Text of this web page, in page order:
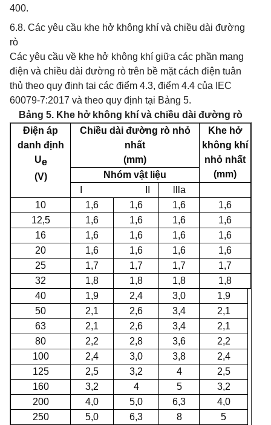
400.
6.8. Các yêu cầu khe hở không khí và chiều dài đường
rò
Các yêu cầu về khe hở không khí giữa các phần mang
điện và chiều dài đường rò trên bề mặt cách điện tuân
thủ theo quy định tại các điểm 4.3, điểm 4.4 của IEC
60079-7:2017 và theo quy định tại Bảng 5.
Bảng 5. Khe hở không khí và chiều dài đường rò
Điện áp
danh định
Ue
(V)
Chiều dài đường rò nhỏ
nhất
(mm)
Khe hở
không khí
nhỏ nhất
(mm)
Nhóm vật liệu
llla
10
1,6 1,6 1,6
1,6
12,5
1,6 1,6 1,6
1,6
16
1,6 1,6 1,6
1,6
20
1,6 1,6 1,6
1,6
25
1,7 1,7 1,7
1,7
32
1,8 1,8 1,8
1,8
40
1,9 2,4 3,0
1,9
50
2,1 2,6 3,4
2,1
63
2,1 2,6 3,4
2,1
80
2,2 2,8 3,6
2,2
100
2,4 3,0 3,8
2,4
125
2,5 3,2 4
2,5
160
3,2 4 5
3,2
200
4,0 5,0 6,3
4,0
250
5,0 6,3 8
5